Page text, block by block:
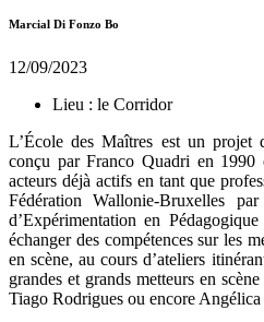
Marcial Di Fonzo Bo
12/09/2023
Lieu : le Corridor
L’École des Maîtres est un projet
conçu par Franco Quadri en 1990
acteurs déjà actifs en tant que
Fédération Wallonie-Bruxelles
d’Expérimentation en
échanger des compétences sur les
en scène, au cours d’ateliers
grandes et grands metteurs en
Tiago Rodrigues ou encore